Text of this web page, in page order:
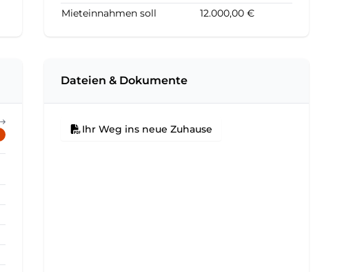
Mieteinnahmen soll
12.000,00 €
Dateien & Dokumente
Ihr Weg ins neue Zuhause